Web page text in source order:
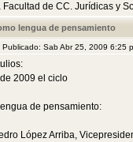
de CC. Jurídicas y
lengua de pensamiento
Publicado: Sab Abr 25, 2009
2009 el ciclo
de pensamiento:
López Arriba,